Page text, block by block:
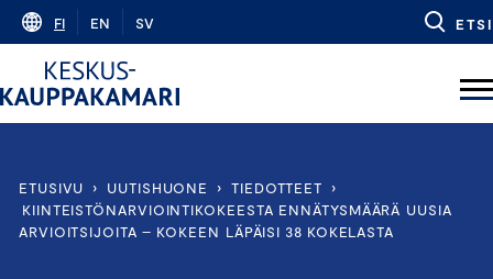
Skip
content
FI EN SV ETSI
ETUSIVU › UUTISHUONE › TIEDOTTEET
›
KIINTEISTÖNARVIOINTIKOKEESTA ENNÄTYSMÄÄRÄ UUSIA
ARVIOITSIJOITA – KOKEEN LÄPÄISI 38 KOKELASTA